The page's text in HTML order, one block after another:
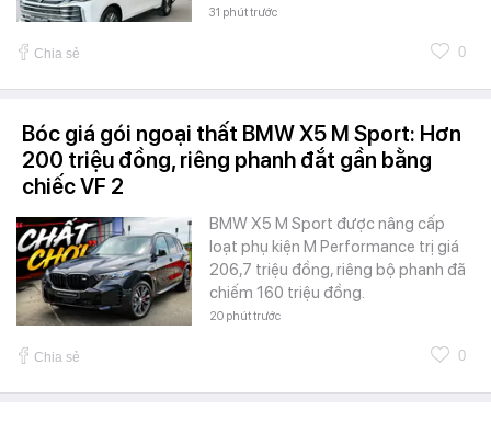
31 phút trước
Chia sẻ 0
Bóc giá gói ngoại thất BMW X5 M Sport: Hơn
200 triệu đồng, riêng phanh đắt gần bằng
chiếc VF 2
BMW X5 M Sport được nâng cấp
loạt phụ kiện M Performance trị giá
206,7 triệu đồng, riêng bộ phanh đã
chiếm 160 triệu đồng.
20 phút trước
Chia sẻ 0